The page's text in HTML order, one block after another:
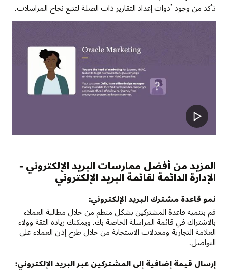
تأكد من وجود أدوات إعداد التقارير ذات الصلة لتتبع نجاح المراسلات.
المزيد من أفضل ممارسات البريد الإلكتروني -
‫الإدارة الدائمة لقائمة البريد الإلكتروني
نمو قاعدة مشترك البريد الإلكتروني:
قم بتنمية قاعدة المشتركين بشكل منظم من خلال مطالبة العملاء
بالاشتراك في قائمة المراسلة الخاصة بك. ويمكنك زيادة الثقة وولاء
العلامة التجارية ومعدلات الاستجابة من خلال طرح إذن العملاء على
التواصل.
إرسال قيمة إضافية إلى المشتركين عبر البريد الإلكتروني: